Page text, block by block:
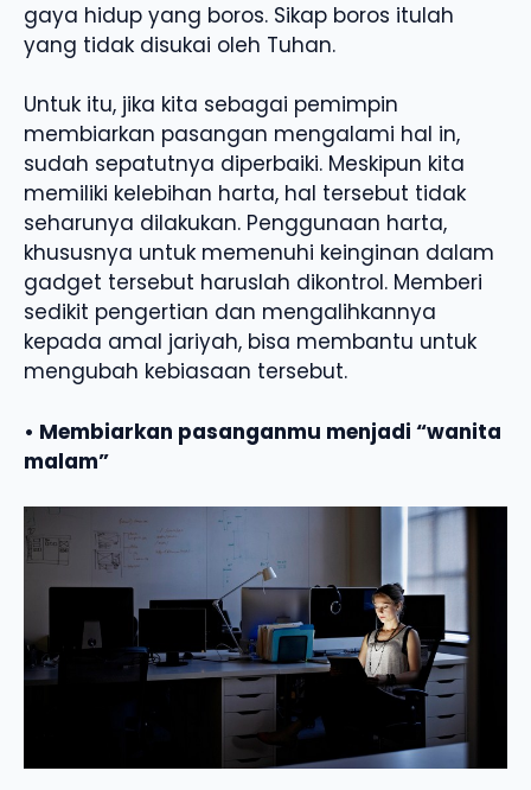
gaya hidup yang boros. Sikap boros itulah
yang tidak disukai oleh Tuhan.
Untuk itu, jika kita sebagai pemimpin
membiarkan pasangan mengalami hal in,
sudah sepatutnya diperbaiki. Meskipun kita
memiliki kelebihan harta, hal tersebut tidak
seharunya dilakukan. Penggunaan harta,
khususnya untuk memenuhi keinginan dalam
gadget tersebut haruslah dikontrol. Memberi
sedikit pengertian dan mengalihkannya
kepada amal jariyah, bisa membantu untuk
mengubah kebiasaan tersebut.
• Membiarkan pasanganmu menjadi “wanita
malam”